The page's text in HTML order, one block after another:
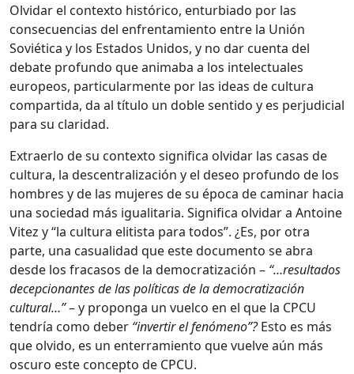
Olvidar el contexto histórico, enturbiado por las
consecuencias del enfrentamiento entre la Unión
Soviética y los Estados Unidos, y no dar cuenta del
debate profundo que animaba a los intelectuales
europeos, particularmente por las ideas de cultura
compartida, da al título un doble sentido y es perjudicial
para su claridad.
Extraerlo de su contexto significa olvidar las casas de
cultura, la descentralización y el deseo profundo de los
hombres y de las mujeres de su época de caminar hacia
una sociedad más igualitaria. Significa olvidar a Antoine
Vitez y “la cultura elitista para todos”. ¿Es, por otra
parte, una casualidad que este documento se abra
desde los fracasos de la democratización – “…resultados
decepcionantes de las políticas de la democratización
cultural…”– y proponga un vuelco en el que la CPCU
tendría como deber “invertir el fenómeno”?Esto es más
que olvido, es un enterramiento que vuelve aún más
oscuro este concepto de CPCU.